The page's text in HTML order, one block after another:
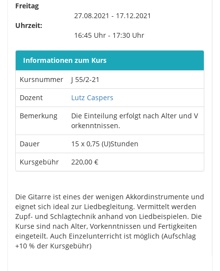
Freitag
27.08.2021 - 17.12.2021
Uhrzeit:
16:45 Uhr - 17:30 Uhr
Informationen zum Kurs
Kursnummer
J 55/2-21
Dozent
Lutz Caspers
Bemerkung
Die Einteilung erfolgt nach Alter und V
orkenntnissen.
Dauer
15 x 0,75 (U)Stunden
Kursgebühr
220,00 €
Die Gitarre ist eines der wenigen Akkordinstrumente und
eignet sich ideal zur Liedbegleitung. Vermittelt werden
Zupf- und Schlagtechnik anhand von Liedbeispielen. Die
Kurse sind nach Alter, Vorkenntnissen und Fertigkeiten
eingeteilt. Auch Einzelunterricht ist möglich (Aufschlag
+10 % der Kursgebühr)